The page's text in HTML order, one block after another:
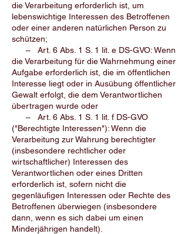
die Verarbeitung erforderlich ist, um
lebenswichtige Interessen des Betroffenen
oder einer anderen natürlichen Person zu
schützen;
– Art. 6 Abs. 1 S. 1 lit. e DS-GVO: Wenn
die Verarbeitung für die Wahrnehmung einer
Aufgabe erforderlich ist, die im öffentlichen
Interesse liegt oder in Ausübung öffentlicher
Gewalt erfolgt, die dem Verantwortlichen
übertragen wurde oder
– Art. 6 Abs. 1 S. 1 lit. f DS-GVO
("Berechtigte Interessen"): Wenn die
Verarbeitung zur Wahrung berechtigter
(insbesondere rechtlicher oder
wirtschaftlicher) Interessen des
Verantwortlichen oder eines Dritten
erforderlich ist, sofern nicht die
gegenläufigen Interessen oder Rechte des
Betroffenen überwiegen (insbesondere
dann, wenn es sich dabei um einen
Minderjährigen handelt).